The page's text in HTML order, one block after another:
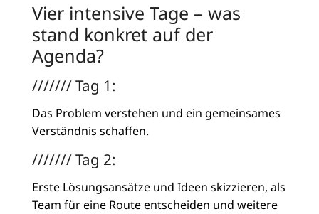
Vier intensive Tage – was
stand konkret auf der
Agenda?
/////// Tag 1:
Das Problem verstehen und ein gemeinsames
Verständnis schaffen.
/////// Tag 2:
Erste Lösungsansätze und Ideen skizzieren, als
Team für eine Route entscheiden und weitere